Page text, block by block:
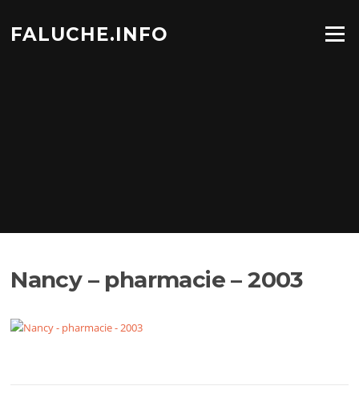
contenu
FALUCHE.INFO Menu
Nancy – pharmacie – 2003